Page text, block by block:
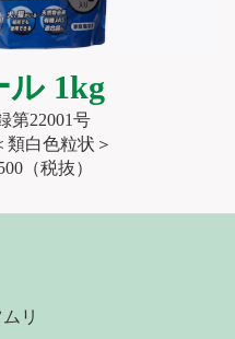
ル 1kg
第22001号
白色粒状＞
（税抜）
リ